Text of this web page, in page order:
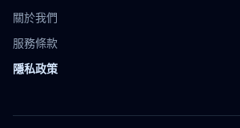
關於我們
服務條款
隱私政策